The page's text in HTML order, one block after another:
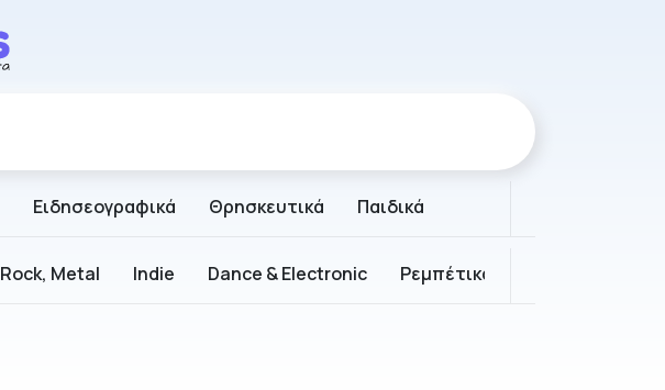
Ειδησεογραφικά Θρησκευτικά Παιδικά
Rock, Metal Indie Dance & Electronic Ρεμπέτικα